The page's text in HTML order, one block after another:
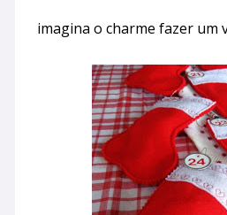
imagina o charme fazer um